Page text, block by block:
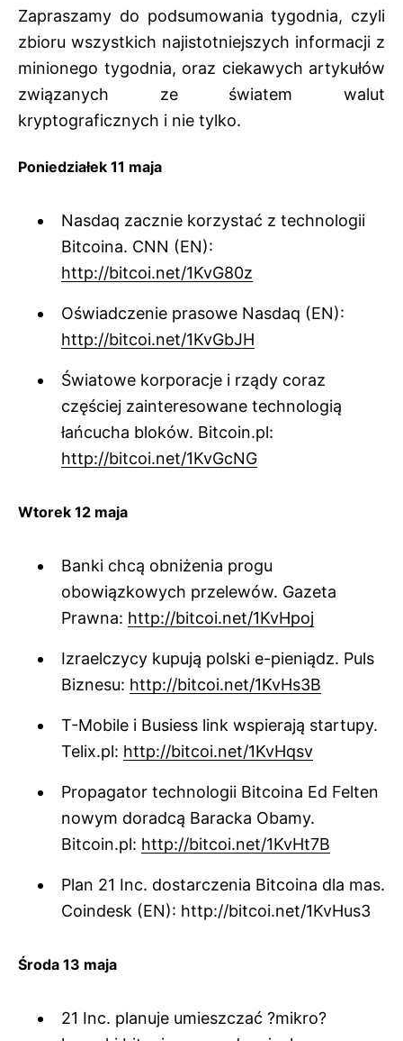
Zapraszamy do podsumowania tygodnia, czyli
zbioru wszystkich najistotniejszych informacji z
minionego tygodnia, oraz ciekawych artykułów
związanych ze światem walut
kryptograficznych i nie tylko.
Poniedziałek 11 maja
Nasdaq zacznie korzystać z technologii
Bitcoina. CNN (EN):
http://bitcoi.net/1KvG80z
Oświadczenie prasowe Nasdaq (EN):
http://bitcoi.net/1KvGbJH
Światowe korporacje i rządy coraz
częściej zainteresowane technologią
łańcucha bloków. Bitcoin.pl:
http://bitcoi.net/1KvGcNG
Wtorek 12 maja
Banki chcą obniżenia progu
obowiązkowych przelewów. Gazeta
Prawna: http://bitcoi.net/1KvHpoj
Izraelczycy kupują polski e-pieniądz. Puls
Biznesu: http://bitcoi.net/1KvHs3B
T-Mobile i Busiess link wspierają startupy.
Telix.pl: http://bitcoi.net/1KvHqsv
Propagator technologii Bitcoina Ed Felten
nowym doradcą Baracka Obamy.
Bitcoin.pl: http://bitcoi.net/1KvHt7B
Plan 21 Inc. dostarczenia Bitcoina dla mas.
Coindesk (EN): http://bitcoi.net/1KvHus3
Środa 13 maja
21 Inc. planuje umieszczać ?mikro?